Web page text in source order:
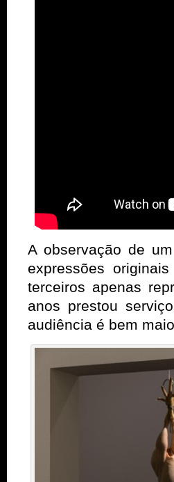
A observação de
expressões
terceiros apenas
anos prestou
audiência é bem